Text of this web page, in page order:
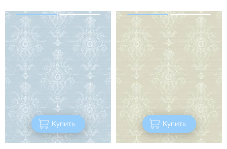
Купить Купить